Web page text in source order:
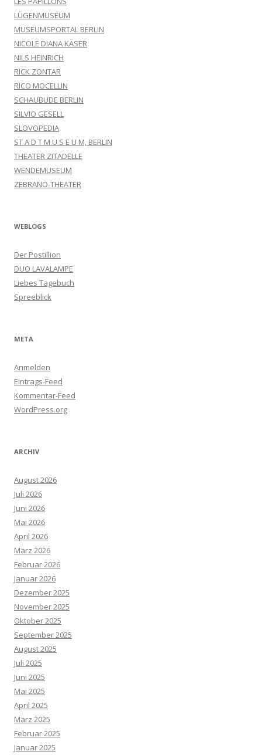
LÜGENMUSEUM
MUSEUMSPORTAL BERLIN
NICOLE DIANA KÄSER
NILS HEINRICH
RICK ZONTAR
RICO MOCELLIN
SCHAUBUDE BERLIN
SILVIO GESELL
SLOVOPEDIA
ST A D T M U S E U M, BERLIN
THEATER ZITADELLE
WENDEMUSEUM
ZEBRANO-THEATER
WEBLOGS
Der Postillion
DUO LAVALAMPE
Liebes Tagebuch
Spreeblick
META
Anmelden
Eintrags-Feed
Kommentar-Feed
WordPress.org
ARCHIV
August 2026
Juli 2026
Juni 2026
Mai 2026
April 2026
März 2026
Februar 2026
Januar 2026
Dezember 2025
November 2025
Oktober 2025
September 2025
August 2025
Juli 2025
Juni 2025
Mai 2025
April 2025
März 2025
Februar 2025
Januar 2025